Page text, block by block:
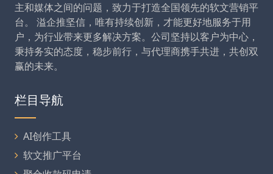
主和媒体之间的问题，致力于打造全国领先的软文营销平
台。 溢企推坚信，唯有持续创新，才能更好地服务于用
户，为行业带来更多解决方案。公司坚持以客户为中心，
秉持务实的态度，稳步前行，与代理商携手共进，共创双
赢的未来。
栏目导航
AI创作工具
软文推广平台